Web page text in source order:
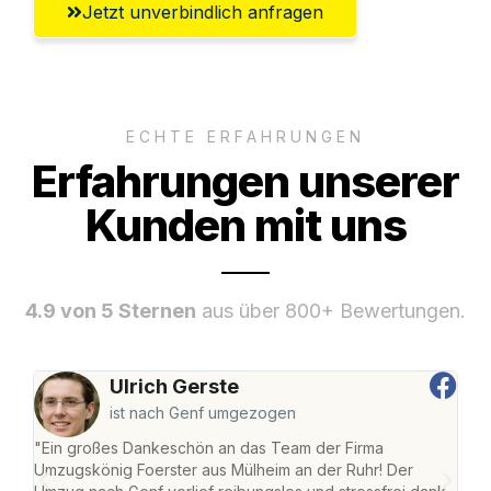
Jetzt unverbindlich anfragen
ECHTE ERFAHRUNGEN
Erfahrungen unserer
Kunden mit uns
4.9 von 5 Sternen aus über 800+ Bewertungen.
Ulrich Gerste
ist nach Genf umgezogen
"Ein großes Dankeschön an das Team der Firma
Umzugskönig Foerster aus Mülheim an der Ruhr! Der